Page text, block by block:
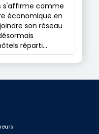
s'affirme comme
économique en
son réseau
réparti…